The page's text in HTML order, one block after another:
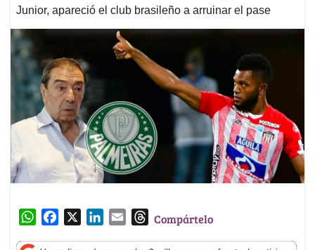
Junior, apareció el club brasileño a arruinar el pase
W
TCompártelo